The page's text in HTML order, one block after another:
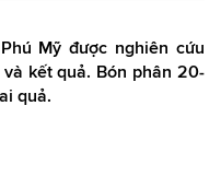
Mỹ được nghiên cứu
kết quả. Bón phân 20-
quả.